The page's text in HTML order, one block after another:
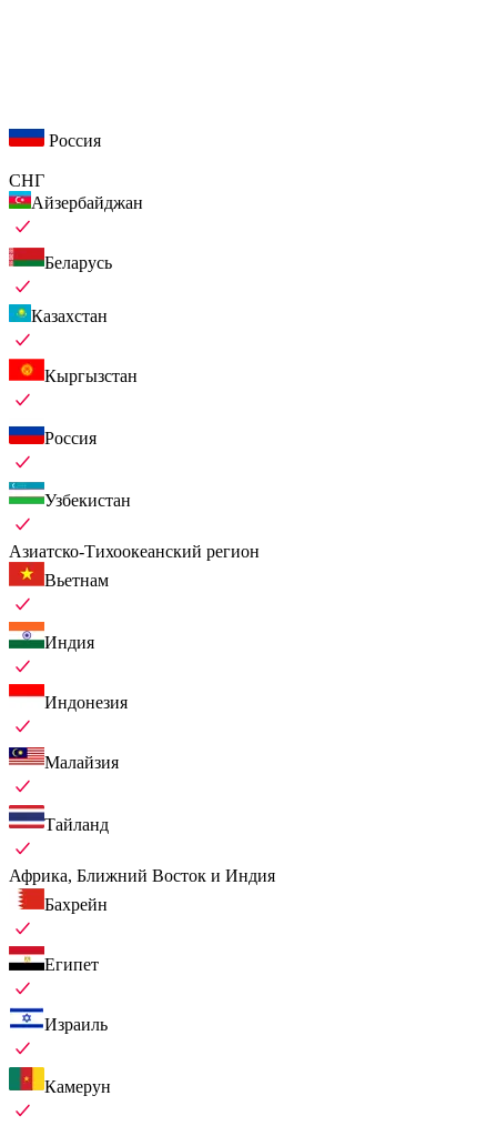
Россия
СНГ
Айзербайджан
Беларусь
Казахстан
Кыргызстан
Россия
Узбекистан
Азиатско-Тихоокеанский регион
Вьетнам
Индия
Индонезия
Малайзия
Тайланд
Африка, Ближний Восток и Индия
Бахрейн
Египет
Израиль
Камерун